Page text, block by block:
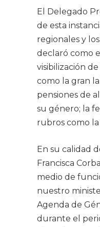
El Delegado
de esta
regionales y
declaró como
visibilización
como la gran
pensiones de
su género; la
rubros como la
En su calidad
Francisca
medio de
nuestro
Agenda de
durante el